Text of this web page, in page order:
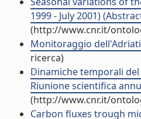
1999 - July 2001)
(http://www.cnr.it/
Monitoraggio
ricerca)
Dinamiche temporali
Riunione scientifica
(http://www.cnr.it/
Carbon fluxes trough